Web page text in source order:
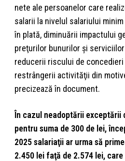
nete ale persoanelor care
salarii la nivelul salariului
în plată, diminuării impactului
preţurilor bunurilor şi
reducerii riscului de concedieri
restrângerii activităţii din
precizează în document.
În cazul neadoptării exceptării
pentru suma de 300 de lei,
2025 salariaţii ar urma să
2.450 lei faţă de 2.574 lei,